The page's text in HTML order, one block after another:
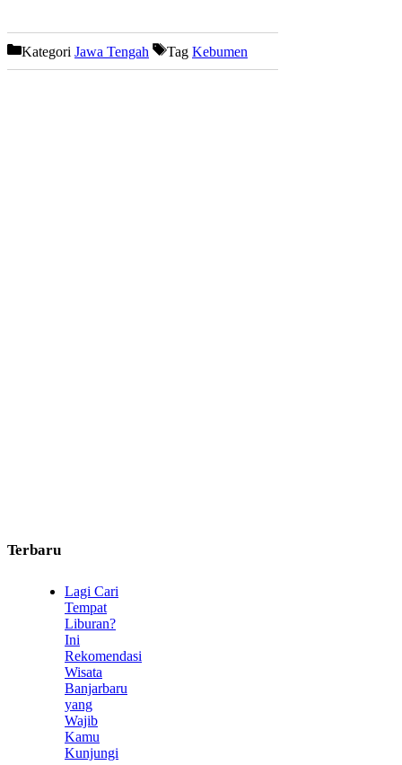
Kategori Jawa Tengah Tag Kebumen
Terbaru
Lagi Cari
Tempat
Liburan?
Ini
Rekomendasi
Wisata
Banjarbaru
yang
Wajib
Kamu
Kunjungi